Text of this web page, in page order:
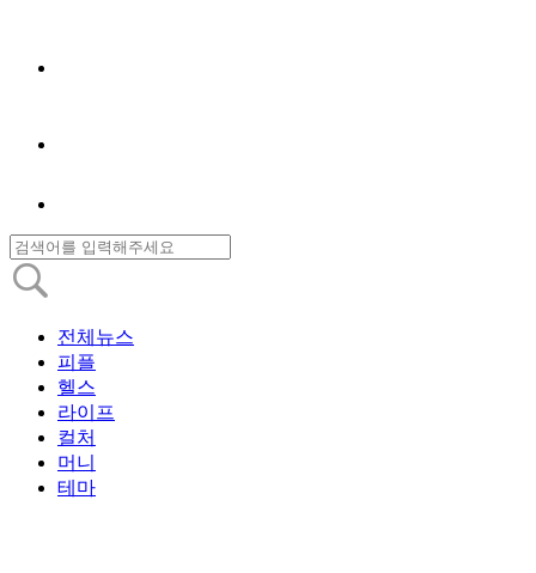
전체뉴스
피플
헬스
라이프
컬처
머니
테마